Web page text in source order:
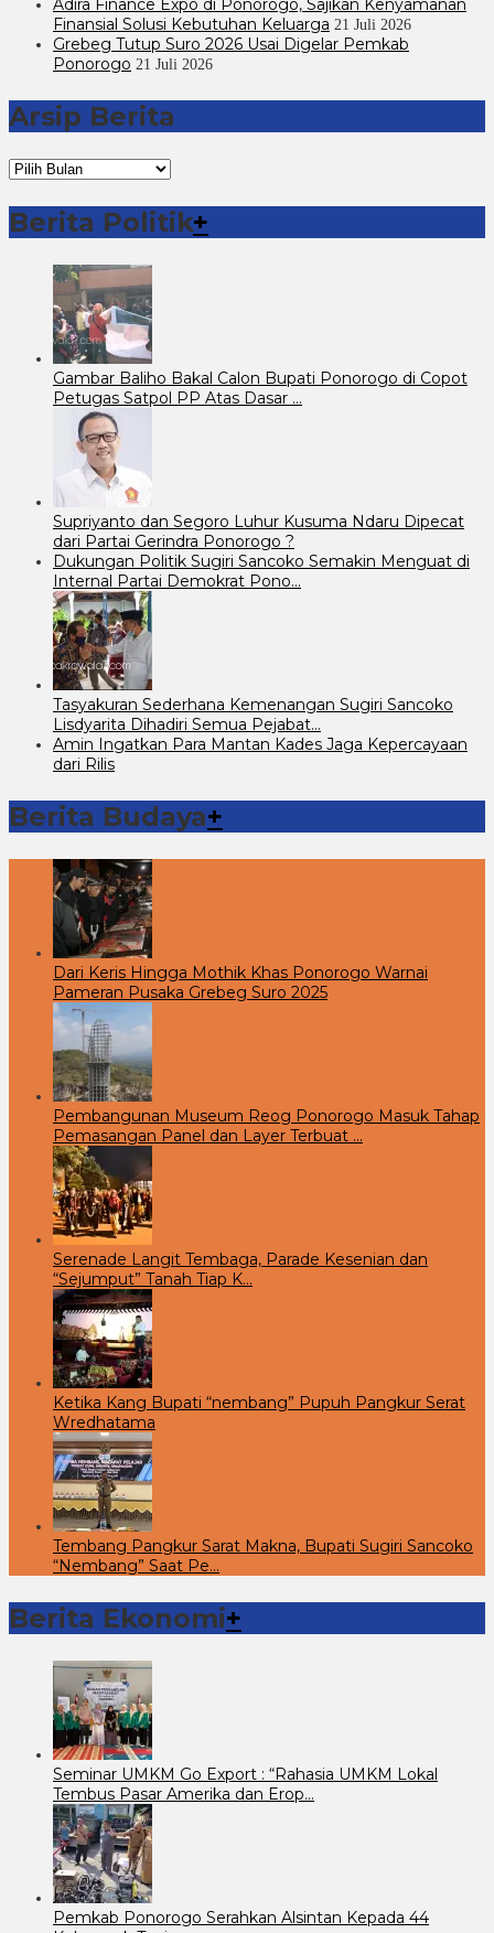
Adira Finance Expo di Ponorogo, Sajikan Kenyamanan
Finansial Solusi Kebutuhan Keluarga 21 Juli 2026
Grebeg Tutup Suro 2026 Usai Digelar Pemkab
Ponorogo 21 Juli 2026
Arsip Berita
Arsip
Berita
Berita Politik+
Gambar Baliho Bakal Calon Bupati Ponorogo di Copot
Petugas Satpol PP Atas Dasar …
Supriyanto dan Segoro Luhur Kusuma Ndaru Dipecat
dari Partai Gerindra Ponorogo ?
Dukungan Politik Sugiri Sancoko Semakin Menguat di
Internal Partai Demokrat Pono…
Tasyakuran Sederhana Kemenangan Sugiri Sancoko
Lisdyarita Dihadiri Semua Pejabat…
Amin Ingatkan Para Mantan Kades Jaga Kepercayaan
dari Rilis
Berita Budaya+
Dari Keris Hingga Mothik Khas Ponorogo Warnai
Pameran Pusaka Grebeg Suro 2025
Pembangunan Museum Reog Ponorogo Masuk Tahap
Pemasangan Panel dan Layer Terbuat …
Serenade Langit Tembaga, Parade Kesenian dan
“Sejumput” Tanah Tiap K…
Ketika Kang Bupati “nembang” Pupuh Pangkur Serat
Wredhatama
Tembang Pangkur Sarat Makna, Bupati Sugiri Sancoko
“Nembang” Saat Pe…
Berita Ekonomi+
Seminar UMKM Go Export : “Rahasia UMKM Lokal
Tembus Pasar Amerika dan Erop…
Pemkab Ponorogo Serahkan Alsintan Kepada 44